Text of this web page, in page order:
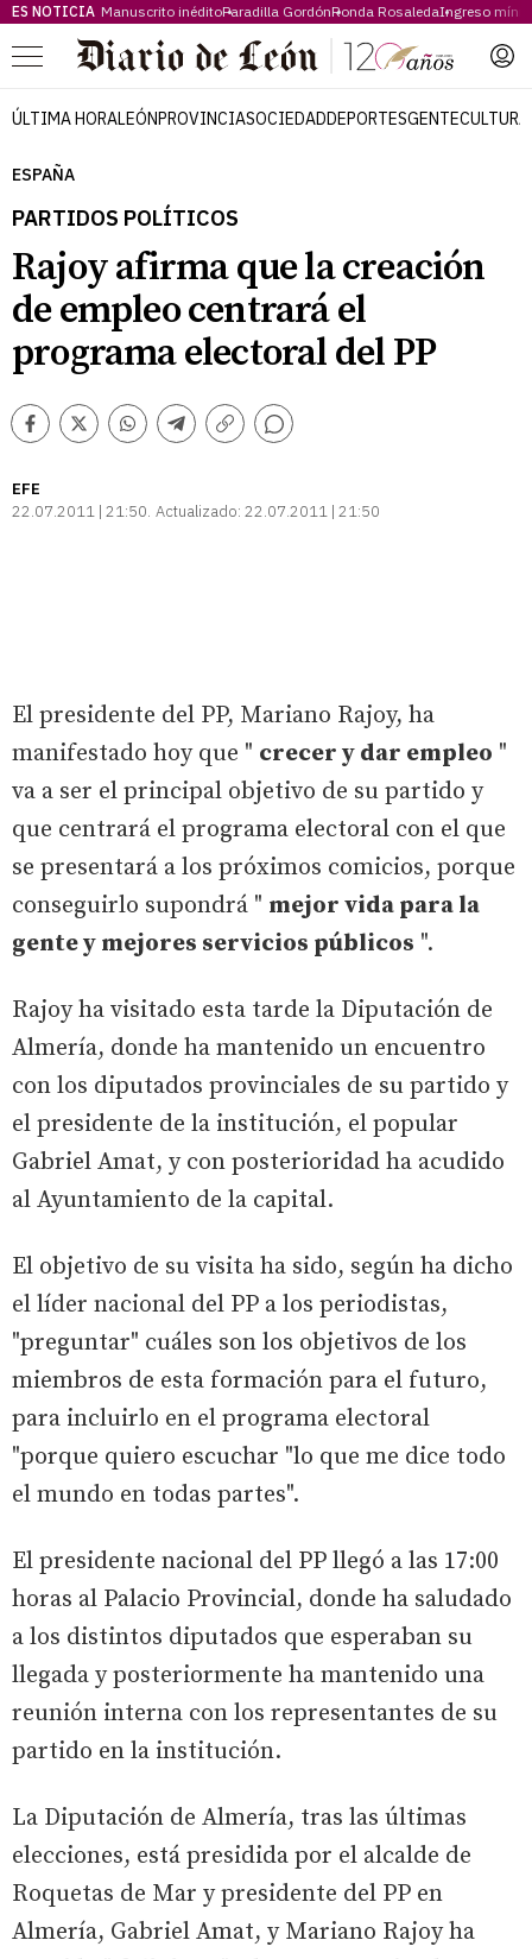
ES NOTICIA Manuscrito inéditoParadilla GordónRonda RosaledaIngreso
Menú
ÚLTIMA HORALEÓNPROVINCIASOCIEDADDEPORTESGENTECULTURA
ESPAÑA
PARTIDOS POLÍTICOS
Rajoy afirma que la creación
de empleo centrará el
programa electoral del PP
Facebook
TwitterWhatsappTelegram
Copiar
Comentarios
EFE
22.07.2011 | 21:50 Actualizado: 22.07.2011 | 21:50
El presidente del PP, Mariano Rajoy, ha
manifestado hoy que " crecer y dar empleo "
va a ser el principal objetivo de su partido y
que centrará el programa electoral con el que
se presentará a los próximos comicios, porque
conseguirlo supondrá " mejor vida para la
gente y mejores servicios públicos ".
Rajoy ha visitado esta tarde la Diputación de
Almería, donde ha mantenido un encuentro
con los diputados provinciales de su partido y
el presidente de la institución, el popular
Gabriel Amat, y con posterioridad ha acudido
al Ayuntamiento de la capital.
El objetivo de su visita ha sido, según ha dicho
el líder nacional del PP a los periodistas,
"preguntar" cuáles son los objetivos de los
miembros de esta formación para el futuro,
para incluirlo en el programa electoral
"porque quiero escuchar "lo que me dice todo
el mundo en todas partes".
El presidente nacional del PP llegó a las 17:00
horas al Palacio Provincial, donde ha saludado
a los distintos diputados que esperaban su
llegada y posteriormente ha mantenido una
reunión interna con los representantes de su
partido en la institución.
La Diputación de Almería, tras las últimas
elecciones, está presidida por el alcalde de
Roquetas de Mar y presidente del PP en
Almería, Gabriel Amat, y Mariano Rajoy ha